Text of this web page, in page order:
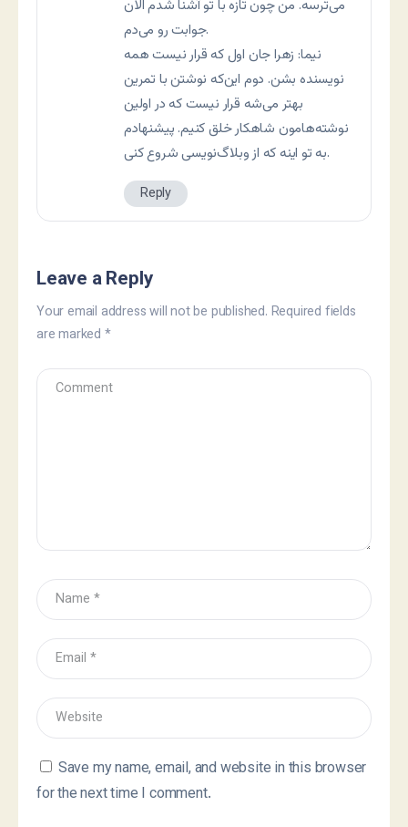
می‌ترسه. من چون تازه با تو آشنا شدم الان
جوابت رو می‌دم.
نیما: زهرا جان اول که قرار نیست همه
نویسنده بشن. دوم این‌که نوشتن با تمرین
بهتر می‌شه قرار نیست که در اولین
نوشته‌هامون شاهکار خلق کنیم. پیشنهادم
به تو اینه که از وبلاگ‌نویسی شروع کنی.
Reply
Leave a Reply
Your email address will not be published. Required fields
are marked *
Save my name, email, and website in this browser
for the next time I comment.